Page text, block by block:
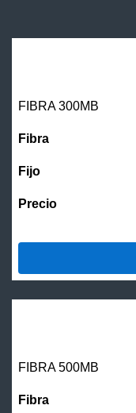
FIBRA 300MB
FIBRA500MB